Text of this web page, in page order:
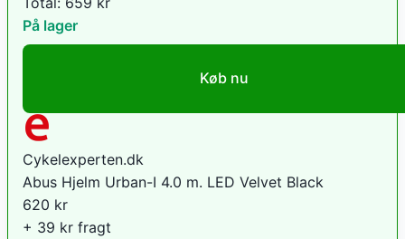
På lager
Køb nu
Cykelexperten.dk
Abus Hjelm Urban-I 4.0 m. LED Velvet Black
620 kr
+ 39 kr fragt